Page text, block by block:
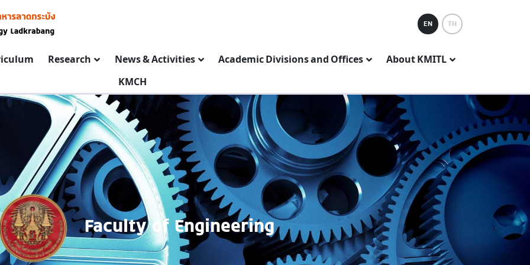
EN TH
Research News & Activities Academic Divisions and Offices
About KMITL
KMCH
Faculty of Engineering